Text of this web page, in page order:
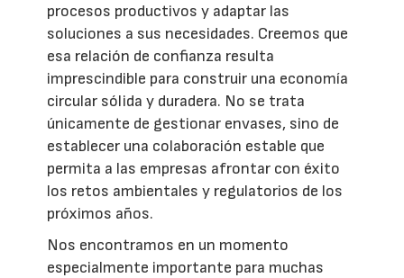
procesos productivos y adaptar las
soluciones a sus necesidades. Creemos que
esa relación de confianza resulta
imprescindible para construir una economía
circular sólida y duradera. No se trata
únicamente de gestionar envases, sino de
establecer una colaboración estable que
permita a las empresas afrontar con éxito
los retos ambientales y regulatorios de los
próximos años.
Nos encontramos en un momento
especialmente importante para muchas